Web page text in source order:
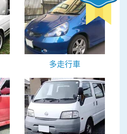
多走行車